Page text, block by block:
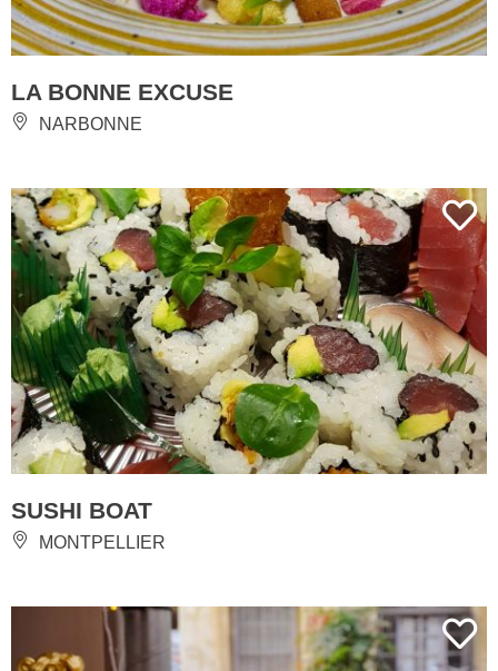
LA BONNE EXCUSE
NARBONNE
SUSHI BOAT
MONTPELLIER